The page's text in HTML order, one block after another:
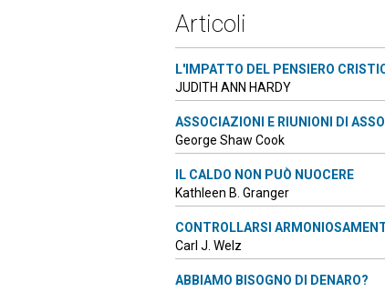
Articoli
L'IMPATTO DEL PENSIERO
JUDITH ANN HARDY
ASSOCIAZIONI E RIUNIONI DI
George Shaw Cook
IL CALDO NON PUÒ NUOCERE
Kathleen B. Granger
CONTROLLARSI
Carl J. Welz
ABBIAMO BISOGNO DI DENARO?